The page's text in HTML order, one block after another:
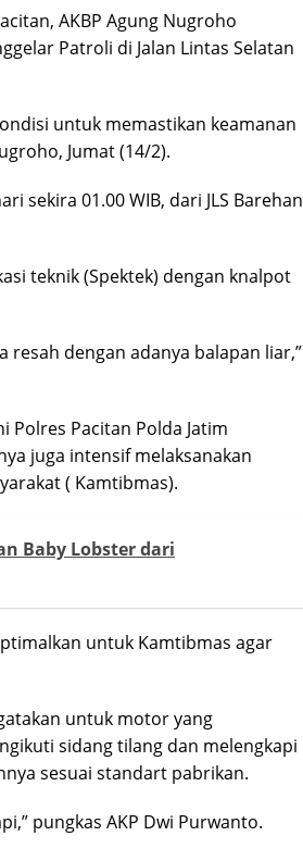
AKBP Agung Nugroho
Patroli di Jalan Lintas Selatan
untuk memastikan keamanan
Jumat (14/2).
sekira 01.00 WIB, dari JLS Barehan
teknik (Spektek) dengan knalpot
resah dengan adanya balapan liar,”
Polres Pacitan Polda Jatim
juga intensif melaksanakan
( Kamtibmas).
Baby Lobster dari
untuk Kamtibmas agar
untuk motor yang
sidang tilang dan melengkapi
sesuai standart pabrikan.
pungkas AKP Dwi Purwanto.